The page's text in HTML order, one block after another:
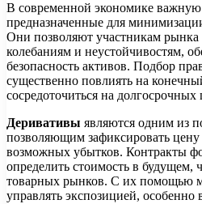
В современной экономике
предназначенные для
Они позволяют участникам рынка
колебаниям и неустойчивостям,
безопасность активов. Подбор
существенно повлиять на
сосредоточиться на долгосрочных
Деривативы являются одним из
позволяющим зафиксировать цену
возможных убытков. Контракты
определить стоимость в будущем,
товарных рынков. С их помощью
управлять экспозицией, особенно